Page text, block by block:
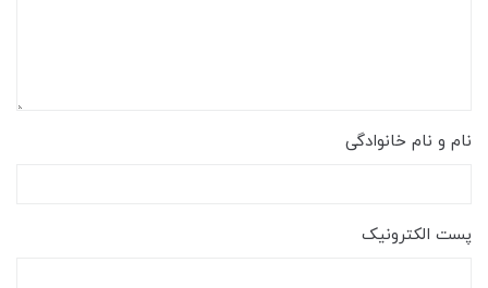
نام و نام خانوادگی
پست الکترونیک